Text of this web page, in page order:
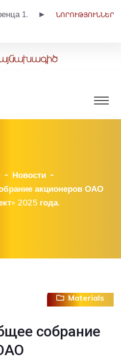
1. ►ՆՈՐՈՒԹՅՈՒՆՆԵՐ
Новости
акционеров ОАО
2025 года.
Materials
собрание